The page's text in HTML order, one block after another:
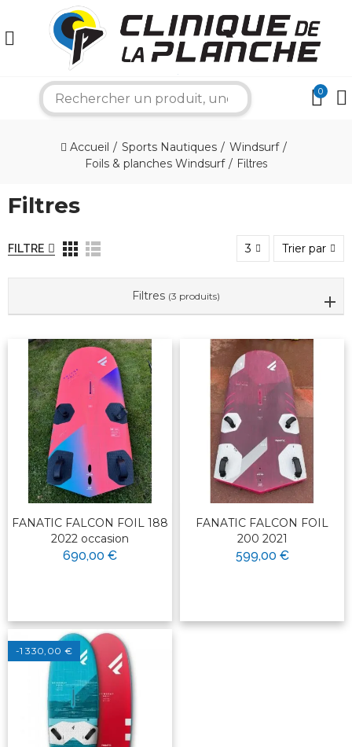
0
Accueil Sports Nautiques
Windsurf
Foils & planches Windsurf
Filtres
Filtres
FILTRE 3 Trier par
Filtres (3 produits)
FANATIC FALCON FOIL 188
2022 occasion
690,00 €
FANATIC FALCON FOIL
200 2021
599,00 €
-1 330,00 €
×
Comment puis-je vous aider aujourd'hui ?